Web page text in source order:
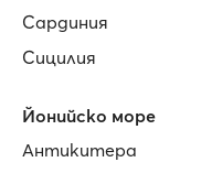
Сардиния
Сицилия
Йонийско море
Антикитера